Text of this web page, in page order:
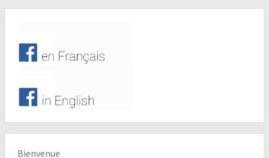
Bienvenue